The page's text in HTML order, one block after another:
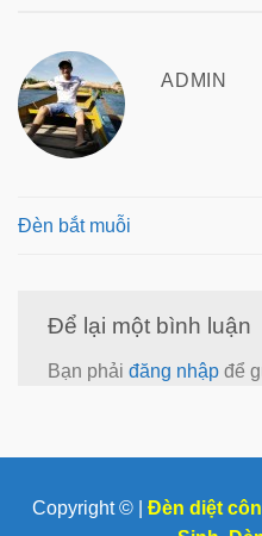
ADMIN
Đèn bắt muỗi
Để lại một bình luận
Bạn phải đăng nhập để
Copyright © | Đèn diệt